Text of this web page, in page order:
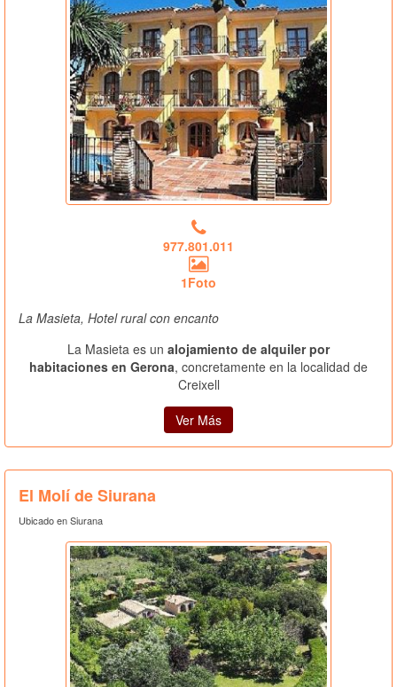
977.801.011
1Foto
La Masieta, Hotel rural con encanto
La Masieta es un alojamiento de alquiler por
habitaciones en Gerona, concretamente en la localidad de
Creixell
Ver Más
El Molí de Siurana
Ubicado en Siurana